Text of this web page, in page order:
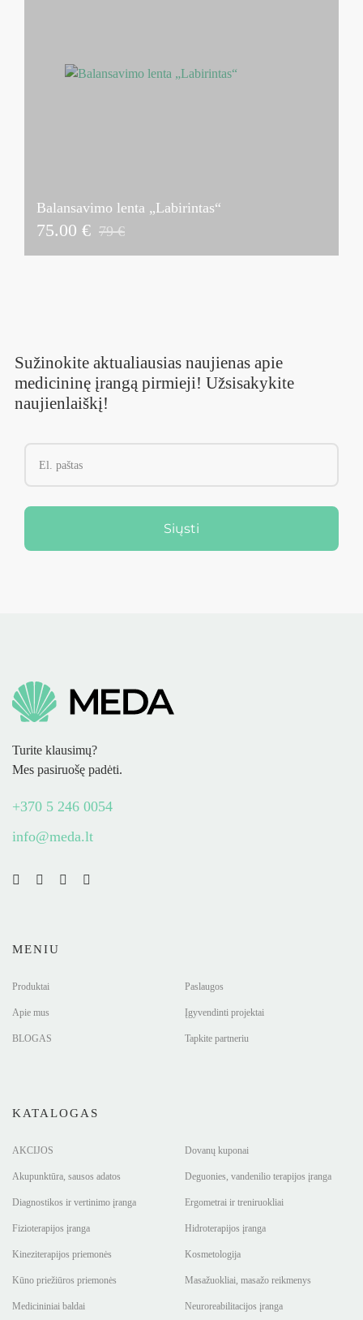
Balansavimo lenta „Labirintas“
75.00 € 79 €
Sužinokite aktualiausias naujienas apie
medicininę įrangą pirmieji! Užsisakykite
naujienlaiškį!
Siųsti
Turite klausimų?
Mes pasiruošę padėti.
+370 5 246 0054
info@meda.lt
MENIU
Produktai Paslaugos
Apie mus Įgyvendinti projektai
BLOGAS Tapkite partneriu
KATALOGAS
AKCIJOS Dovanų kuponai
Akupunktūra, sausos adatos Deguonies, vandenilio terapijos įranga
Diagnostikos ir vertinimo įranga Ergometrai ir treniruokliai
Fizioterapijos įranga Hidroterapijos įranga
Kineziterapijos priemonės Kosmetologija
Kūno priežiūros priemonės Masažuokliai, masažo reikmenys
Medicininiai baldai Neuroreabilitacijos įranga